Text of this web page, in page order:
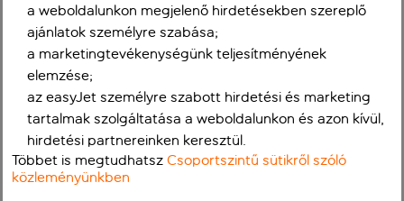
a weboldalunkon megjelenő hirdetésekben szereplő
ajánlatok személyre szabása;
a marketingtevékenységünk teljesítményének
elemzése;
az easyJet személyre szabott hirdetési és marketing
tartalmak szolgáltatása a weboldalunkon és azon kívül,
hirdetési partnereinken keresztül.
Többet is megtudhatszCsoportszintű sütikről szóló
közleményünkben